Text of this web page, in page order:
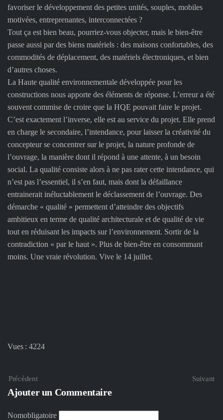
favoriser le développement des petites unités, souples, mobiles
motivées, entreprenantes, interconnectées ?
Tout ça est bien beau, pourriez-vous objecter, mais le bien-être
passe aussi par des biens matériels : des maisons confortables, des
commodités de déplacement, des matériels électroniques, et bien
d’autres choses.
La Haute qualité environnementale développée pour les
constructions nous apporte des éléments de réponse. L’erreur a été
souvent commise de croire que la HQE pouvait faire le projet.
C’est exactement l’inverse, elle est au service du projet. Elle prend
en charge le secondaire, l’intendance, pour laisser la créativité du
concepteur se concentrer sur le projet, la nature profonde de
l’ouvrage, la manière dont il répond à une attente, à un besoin
social. La qualité consiste alors à ne pas rater cette intendance, qui
n’est pas l’essentiel, il s’en faut, mais dont la défaillance
entrainerait inéluctablement le déclassement de l’ouvrage. Des
démarche « qualité » permettent d’atteindre des objectifs
ambitieux en terme de qualité architecturale et de qualité de vie
tout en réduisant les impacts sur l’environnement. Sortir de la
contradiction « par le haut ». Plus de bien-être en consommant
moins. Une vraie révolution. Vive le 14 juillet.
Vues : 4224
Précédent Suivant
Ajouter un Commentaire
Nomobligatoire